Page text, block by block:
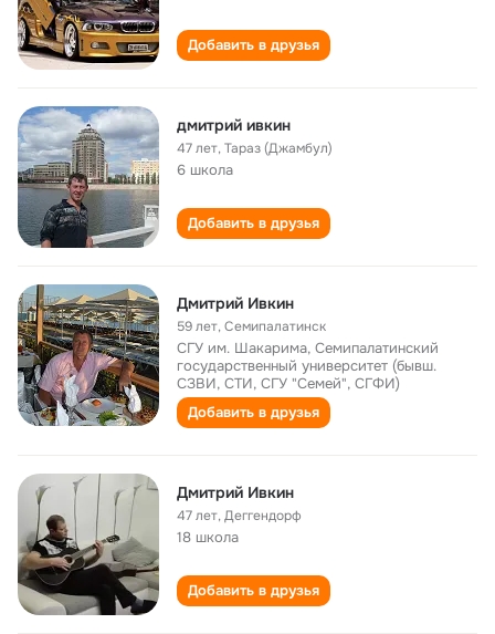
Добавить в друзья
дмитрий ивкин
47 лет,Тараз (Джамбул)
6 школа
Добавить в друзья
Дмитрий Ивкин
59 лет,Семипалатинск
СГУ им. Шакарима, Семипалатинский
государственный университет (бывш.
СЗВИ, СТИ, СГУ "Семей", СГФИ)
Добавить в друзья
Дмитрий Ивкин
47 лет,Деггендорф
18 школа
Добавить в друзья